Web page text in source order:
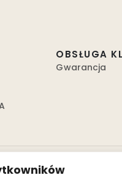
OBSŁUGA
Gwarancja